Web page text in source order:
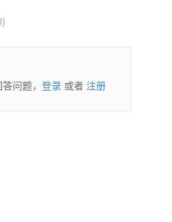
)
问题， 登录 或者 注册